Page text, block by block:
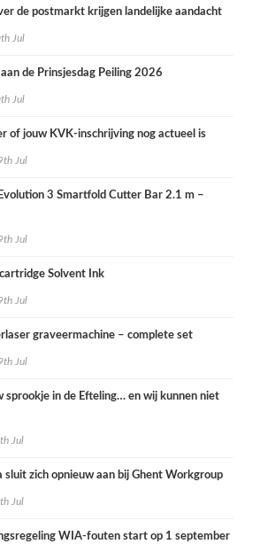
de postmarkt krijgen landelijke aandacht
Jul
de Prinsjesdag Peiling 2026
Jul
of jouw KVK-inschrijving nog actueel is
Jul
3 Smartfold Cutter Bar 2.1 m –
Jul
Solvent Ink
Jul
graveermachine – complete set
Jul
sprookje in de Efteling… en wij kunnen niet
Jul
sluit zich opnieuw aan bij Ghent Workgroup
Jul
WIA-fouten start op 1 september